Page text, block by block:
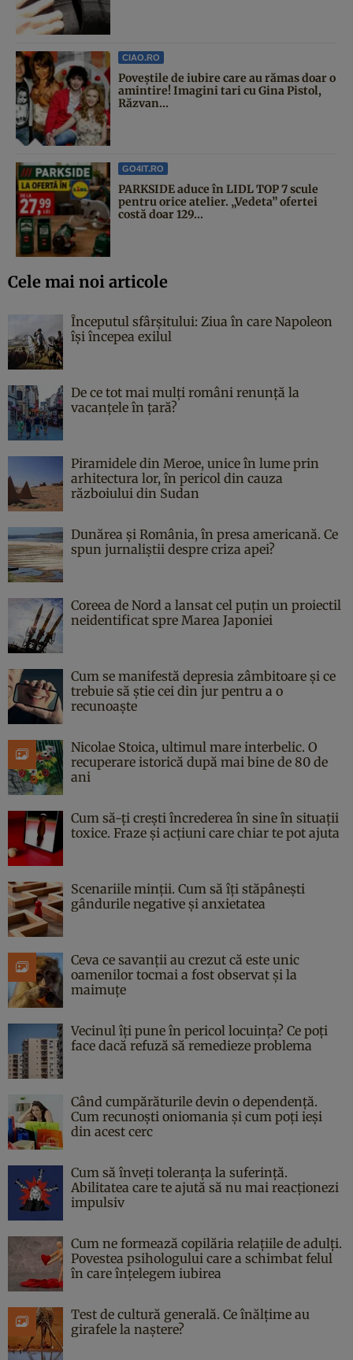
CIAO.RO
Poveştile de iubire care au rămas doar o
amintire! Imagini tari cu Gina Pistol,
Răzvan...
GO4IT.RO
PARKSIDE aduce în LIDL TOP 7 scule
pentru orice atelier. „Vedeta” ofertei
costă doar 129...
Cele mai noi articole
Începutul sfârşitului: Ziua în care Napoleon
îşi începea exilul
De ce tot mai mulți români renunță la
vacanțele în țară?
Piramidele din Meroe, unice în lume prin
arhitectura lor, în pericol din cauza
războiului din Sudan
Dunărea și România, în presa americană. Ce
spun jurnaliștii despre criza apei?
Coreea de Nord a lansat cel puțin un proiectil
neidentificat spre Marea Japoniei
Cum se manifestă depresia zâmbitoare și ce
trebuie să știe cei din jur pentru a o
recunoaște
Nicolae Stoica, ultimul mare interbelic. O
recuperare istorică după mai bine de 80 de
ani
Cum să-ți crești încrederea în sine în situații
toxice. Fraze și acțiuni care chiar te pot ajuta
Scenariile minții. Cum să îți stăpânești
gândurile negative și anxietatea
Ceva ce savanții au crezut că este unic
oamenilor tocmai a fost observat și la
maimuțe
Vecinul îți pune în pericol locuința? Ce poți
face dacă refuză să remedieze problema
Când cumpărăturile devin o dependență.
Cum recunoști oniomania și cum poți ieși
din acest cerc
Cum să înveți toleranța la suferință.
Abilitatea care te ajută să nu mai reacționezi
impulsiv
Cum ne formează copilăria relațiile de adulți.
Povestea psihologului care a schimbat felul
în care înțelegem iubirea
Test de cultură generală. Ce înălțime au
girafele la naștere?